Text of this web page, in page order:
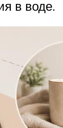
в воде.